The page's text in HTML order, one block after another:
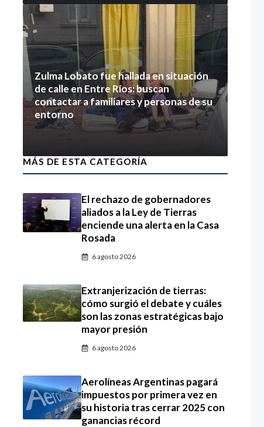
Zulma Lobato fue hallada en situación
de calle en Entre Ríos: buscan
contactar a familiares y personas de su
entorno
6 agosto 2026
MÁS DE ESTA CATEGORÍA
El rechazo de gobernadores
aliados a la Ley de Tierras
enciende una alerta en la Casa
Rosada
6 agosto 2026
Extranjerización de tierras:
cómo surgió el debate y cuáles
son las zonas estratégicas bajo
mayor presión
6 agosto 2026
Aerolíneas Argentinas pagará
impuestos por primera vez en
su historia tras cerrar 2025 con
ganancias récord